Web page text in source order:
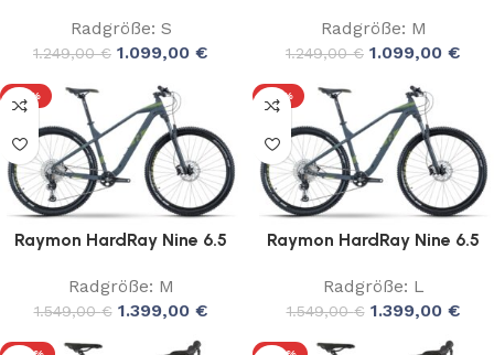
Radgröße: S
1.249,00€ 1.099,00 €
Radgröße: M
1.249,00€ 1.099,00 €
-10%
Raymon HardRay Nine 6.5
Radgröße: M
1.549,00€ 1.399,00 €
-10%
Raymon HardRay Nine 6.5
Radgröße: L
1.549,00€ 1.399,00 €